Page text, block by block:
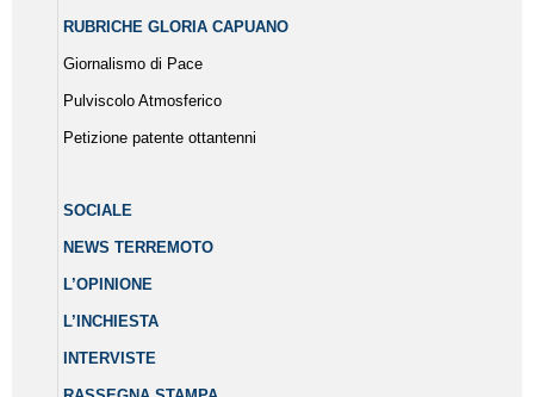
RUBRICHE GLORIA CAPUANO
Giornalismo di Pace
Pulviscolo Atmosferico
Petizione patente ottantenni
SOCIALE
NEWS TERREMOTO
L’OPINIONE
L’INCHIESTA
INTERVISTE